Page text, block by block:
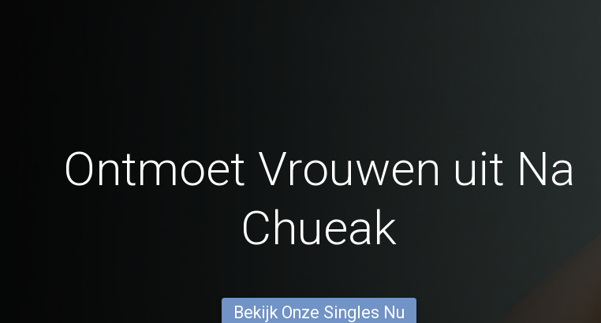
Ontmoet Vrouwen uit Na
Chueak
Bekijk Onze Singles Nu